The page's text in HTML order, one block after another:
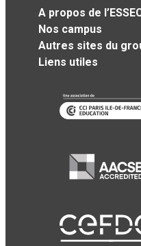
A propos de
Nos campus
Autres sites du
Liens utiles